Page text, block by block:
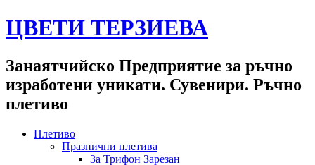
ЦВЕТИ ТЕРЗИЕВА
Занаятчийско Предприятие за ръчно
изработени уникати. Сувенири. Ръчно
плетиво
Плетиво
Празнични плетива
За Трифон Зарезан